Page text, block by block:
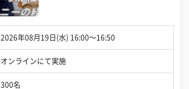
2026年08月19日(水) 16:00〜16:50
オンラインにて実施
300名